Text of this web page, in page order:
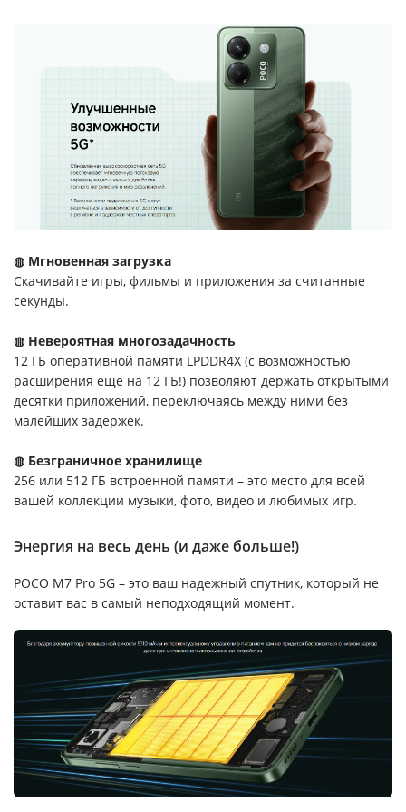
◍ Мгновенная загрузка
Скачивайте игры, фильмы и приложения за считанные
секунды.
◍ Невероятная многозадачность
12 ГБ оперативной памяти LPDDR4X (с возможностью
расширения еще на 12 ГБ!) позволяют держать открытыми
десятки приложений, переключаясь между ними без
малейших задержек.
◍ Безграничное хранилище
256 или 512 ГБ встроенной памяти – это место для всей
вашей коллекции музыки, фото, видео и любимых игр.
Энергия на весь день (и даже больше!)
POCO M7 Pro 5G – это ваш надежный спутник, который не
оставит вас в самый неподходящий момент.